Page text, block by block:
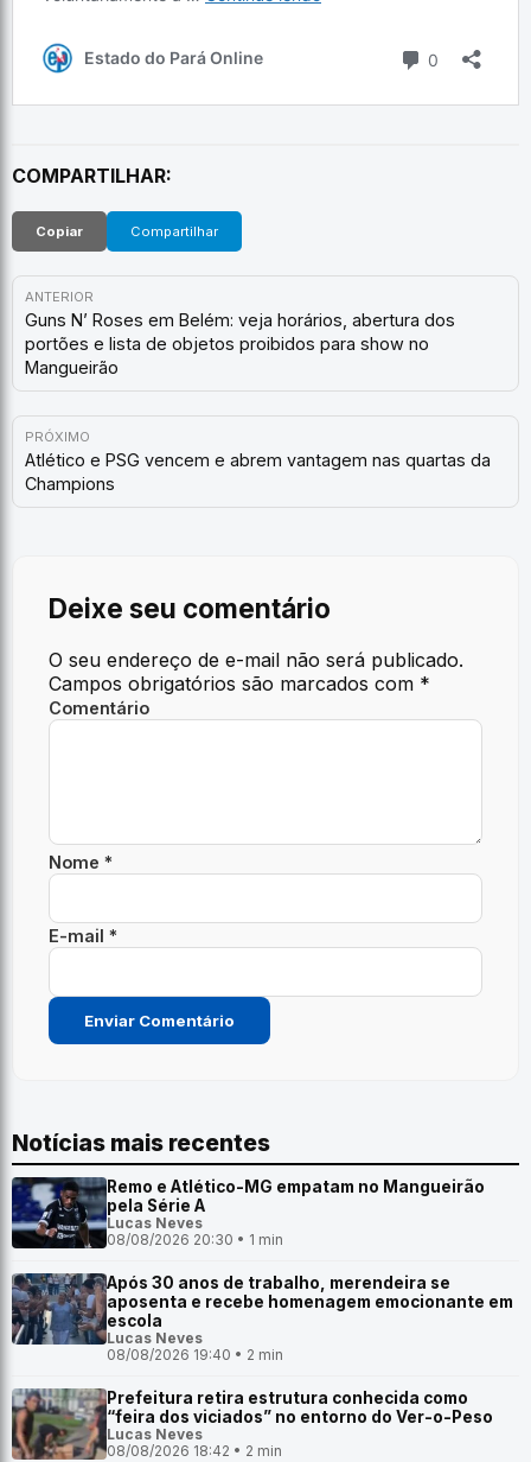
COMPARTILHAR:
Copiar Compartilhar
ANTERIOR
Guns N’ Roses em Belém: veja horários, abertura dos
portões e lista de objetos proibidos para show no
Mangueirão
PRÓXIMO
Atlético e PSG vencem e abrem vantagem nas quartas da
Champions
Deixe seu comentário
O seu endereço de e-mail não será publicado.
Campos obrigatórios são marcados com *
Comentário
Nome *
E-mail *
Notícias mais recentes
Remo e Atlético-MG empatam no Mangueirão
pela Série A
Lucas Neves
08/08/2026 20:30 • 1 min
Após 30 anos de trabalho, merendeira se
aposenta e recebe homenagem emocionante em
escola
Lucas Neves
08/08/2026 19:40 • 2 min
Prefeitura retira estrutura conhecida como
“feira dos viciados” no entorno do Ver-o-Peso
Lucas Neves
08/08/2026 18:42 • 2 min